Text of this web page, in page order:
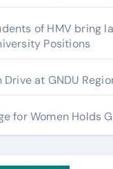
of HMV bring
Positions
at GNDU
for Women Holds